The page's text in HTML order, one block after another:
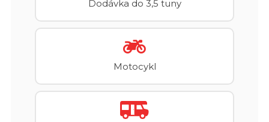
Dodávka do 3,5 tuny
Motocykl